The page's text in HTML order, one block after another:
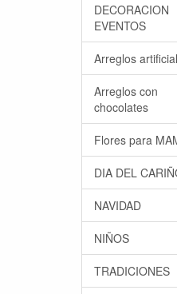
DECORACION
EVENTOS
Arreglos
Arreglos con
chocolates
Flores para
DIA DEL
NAVIDAD
NIÑOS
TRADICIONES